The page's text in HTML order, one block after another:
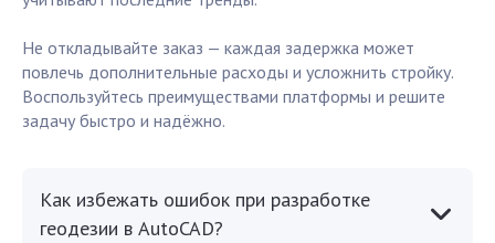
Не откладывайте заказ — каждая задержка может
повлечь дополнительные расходы и усложнить стройку.
Воспользуйтесь преимуществами платформы и решите
задачу быстро и надёжно.
Как избежать ошибок при разработке
геодезии в AutoCAD?